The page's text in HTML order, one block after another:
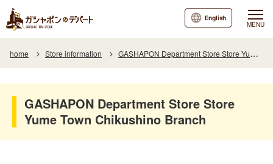
MENU
English
home Store information GASHAPON Department Store Store Yume Town Chikushino Branch
GASHAPON Department Store Store
Yume Town Chikushino Branch